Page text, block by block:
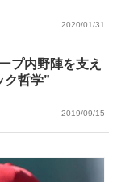
2020/01/31
プ内野陣を支え
ク哲学”
2019/09/15